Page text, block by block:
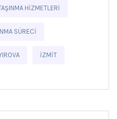
HIZMETLERI
SÜRECI
İZMIT